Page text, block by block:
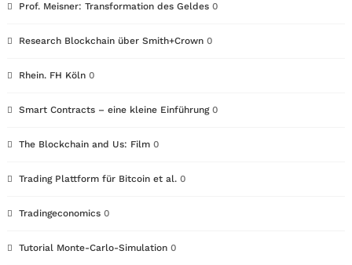
Prof. Meisner: Transformation des Geldes 0
Research Blockchain über Smith+Crown 0
Rhein. FH Köln 0
Smart Contracts – eine kleine Einführung0
The Blockchain and Us: Film 0
Trading Plattform für Bitcoin et al. 0
Tradingeconomics 0
Tutorial Monte-Carlo-Simulation 0